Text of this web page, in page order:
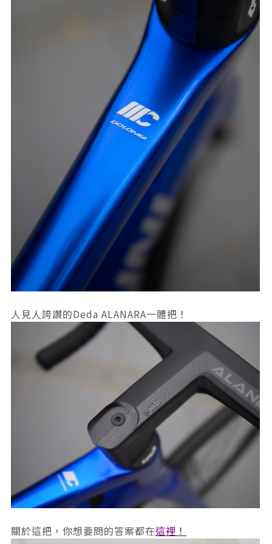
人見人誇讚的Deda ALANARA一體把！
關於這把，你想要問的答案都在這裡！